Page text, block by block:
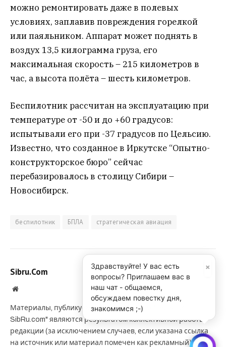
можно ремонтировать даже в полевых
условиях, заплавив повреждения горелкой
или паяльником. Аппарат может поднять в
воздух 13,5 килограмма груза, его
максимальная скорость – 215 километров в
час, а высота полёта – шесть километров.
Беспилотник рассчитан на эксплуатацию при
температуре от -50 и до +60 градусов:
испытывали его при -37 градусов по Цельсию.
Известно, что созданное в Иркутске “Опытно-
конструкторское бюро” сейчас
перебазировалось в столицу Сибири –
Новосибирск.
беспилотник БПЛА стратегическая авиация
Sibru.Com
Website
Материалы, публикуемые за авторством "Редакция
SibRu.com" являются результатом коллективной работы
редакции (за исключением случаев, если указана ссылка
на источник или материал помечен как рекламный).
×
Здравствуйте! У вас есть
вопросы? Приглашаем вас в
наш чат - общаемся,
обсуждаем повестку дня,
знакомимся ;-)